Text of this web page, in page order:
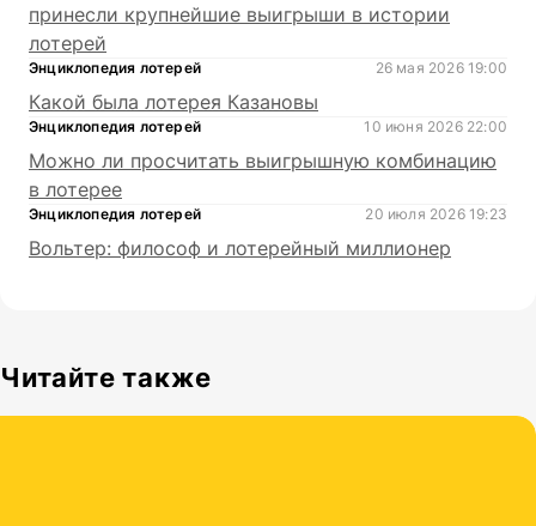
принесли крупнейшие выигрыши в истории
лотерей
Энциклопедия лотерей 26 мая 2026 19:00
Какой была лотерея Казановы
Энциклопедия лотерей 10 июня 2026 22:00
Можно ли просчитать выигрышную комбинацию
в лотерее
Энциклопедия лотерей 20 июля 2026 19:23
Вольтер: философ и лотерейный миллионер
Читайте также